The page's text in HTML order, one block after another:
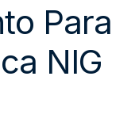
Para
NIG